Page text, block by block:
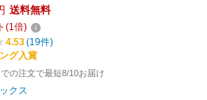
送料無料
(1倍)
4.53(19件)
グ入賞
の注文で最短8/10お届け
クス